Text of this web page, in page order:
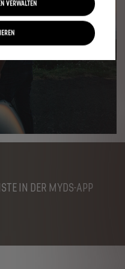
IN DER MYDS-APP
VERWALTEN